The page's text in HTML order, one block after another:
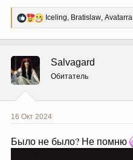
Р
е
Iceling, Bratislaw, Avatarra
Salvagard
Обитатель
16 Окт 2024
Было не было? Не помню